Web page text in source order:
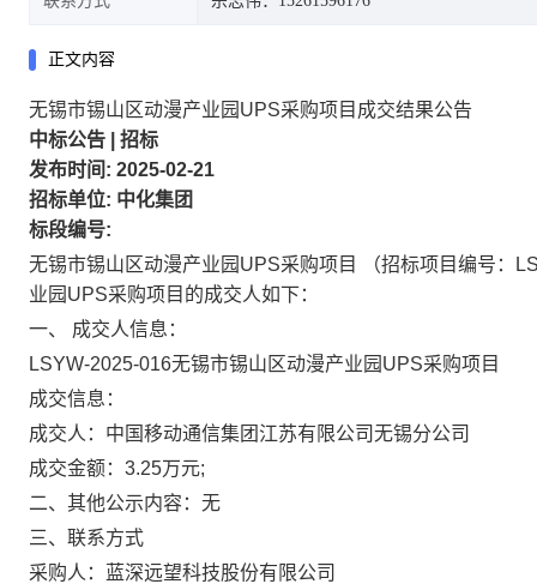
正文内容
无锡市锡山区动漫产业园UPS采购项目成交结果公告
中标公告
招标
发布时间: 2025-02-21
招标单位: 中化集团
标段编号:
无锡市锡山区动漫产业园 UPS采购项目 （招标项目编号：
业园 UPS采购项目的成交人如下：
一、
成交人信息：
LSYW-2025-016无锡市锡山区动漫产业园 UPS采购项目
成交信息：
成交人：中国移动通信集团江苏有限公司无锡分公司
成交金额 ： 3.25万元;
二、其他公示内容：无
三、联系方式
采购人：
蓝深远望科技股份有限公司